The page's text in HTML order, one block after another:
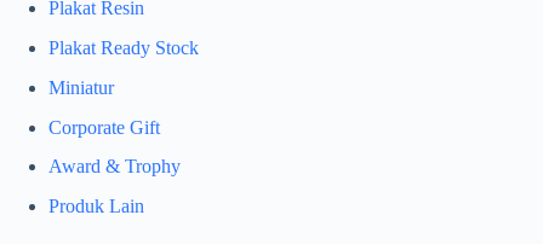
Plakat Resin
Plakat Ready Stock
Miniatur
Corporate Gift
Award & Trophy
Produk Lain